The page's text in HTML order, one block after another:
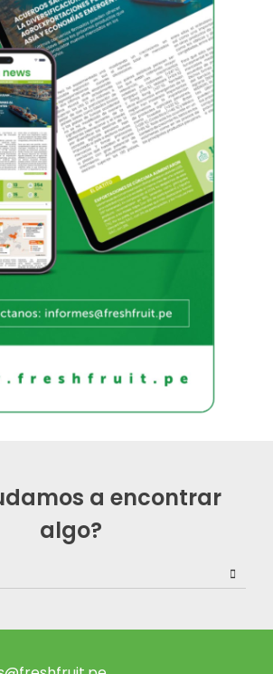
a encontrar
algo?